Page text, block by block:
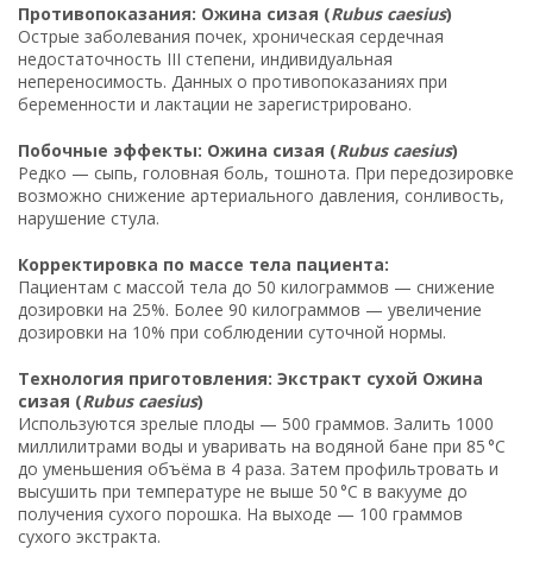
Противопоказания: Ожина сизая (Rubus caesius)
Острые заболевания почек, хроническая сердечная
недостаточность III степени, индивидуальная
непереносимость. Данных о противопоказаниях при
беременности и лактации не зарегистрировано.
Побочные эффекты: Ожина сизая (Rubus caesius)
Редко — сыпь, головная боль, тошнота. При передозировке
возможно снижение артериального давления, сонливость,
нарушение стула.
Корректировка по массе тела пациента:
Пациентам с массой тела до 50 килограммов — снижение
дозировки на 25%. Более 90 килограммов — увеличение
дозировки на 10% при соблюдении суточной нормы.
Технология приготовления: Экстракт сухой Ожина
сизая (Rubus caesius)
Используются зрелые плоды — 500 граммов. Залить 1000
миллилитрами воды и уваривать на водяной бане при 85 °C
до уменьшения объёма в 4 раза. Затем профильтровать и
высушить при температуре не выше 50 °C в вакууме до
получения сухого порошка. На выходе — 100 граммов
сухого экстракта.